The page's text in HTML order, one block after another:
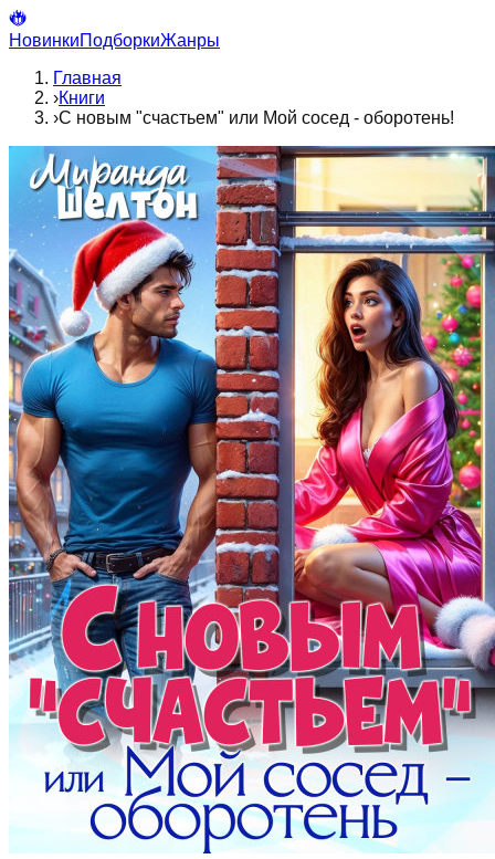
НовинкиПодборкиЖанры
Главная
›Книги
›С новым "счастьем" или Мой сосед - оборотень!